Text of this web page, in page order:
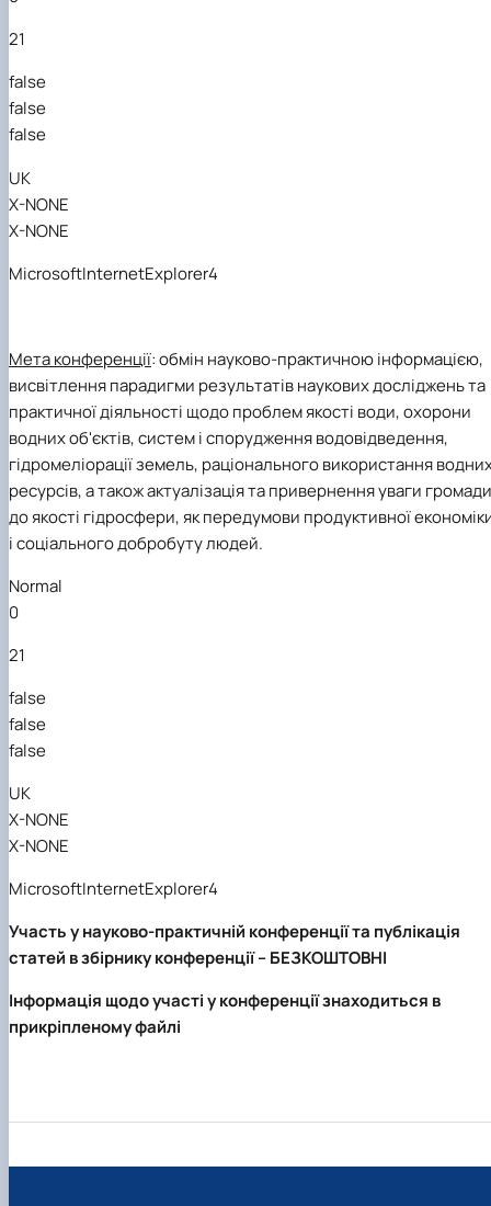
21
false
false
false
UK
X-NONE
X-NONE
MicrosoftInternetExplorer4
Мета конференції:обмін науково-практичною інформацією,
висвітленняпарадигми результатів наукових досліджень та
практичної діяльності щодо проблем якості води,охорони
водних об'єктів, систем і спорудження водовідведення,
гідромеліорації земель, раціонального використання
ресурсів, а також актуалізація та привернення уваги громади
до якості гідросфери, як передумови продуктивної
і соціального добробуту людей.
Normal
0
21
false
false
false
UK
X-NONE
X-NONE
MicrosoftInternetExplorer4
Участь у науково-практичній конференції та публікація
статей в збірнику конференції – БЕЗКОШТОВНІ
Інформація щодо участі у конференції знаходиться в
прикріпленому файлі